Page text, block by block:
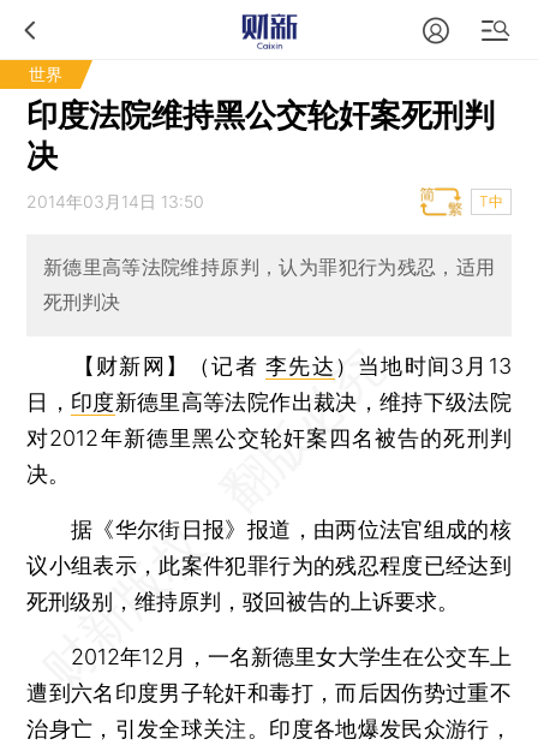
世界
印度法院维持黑公交轮奸案死刑判
决
2014年03月14日 13:50 T中
新德里高等法院维持原判，认为罪犯行为残忍，适用
死刑判决
【财新网】（记者李先达 ） 当地时间3月13
日， 印度新德里高等法院作出裁决，维持下级法院
对2012年新德里黑公交轮奸案四名被告的死刑判
决。
据《华尔街日报》报道，由两位法官组成的核
议小组表示，此案件犯罪行为的残忍程度已经达到
死刑级别，维持原判，驳回被告的上诉要求。
2012年12月，一名新德里女大学生在公交车上
遭到六名印度男子轮奸和毒打，而后因伤势过重不
治身亡，引发全球关注。印度各地爆发民众游行，